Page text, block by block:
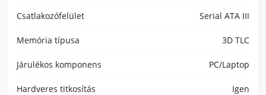
Csatlakozófelület Serial ATA III
Memória típusa 3D TLC
Járulékos komponens PC/Laptop
Hardveres titkosítás Igen